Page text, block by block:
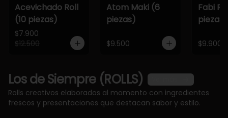
Acevichado Roll
(10 piezas)
$7.900
$12.500
Atom Maki (6
piezas)
$9.500
Fabi
piezas)
$9.900
Los de Siempre (ROLLS)
Rolls creativos elaborados al momento con ingredientes
frescos y presentaciones que destacan sabor y estilo.